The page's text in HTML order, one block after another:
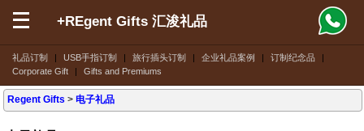
礼品订制 | USB手指订制 | 旅行插头订制 | 企业礼品案例 | 订制纪念品
|
Corporate Gift
| Gifts and Premiums
+REgent Gifts 汇浚礼品
Regent Gifts >电子礼品